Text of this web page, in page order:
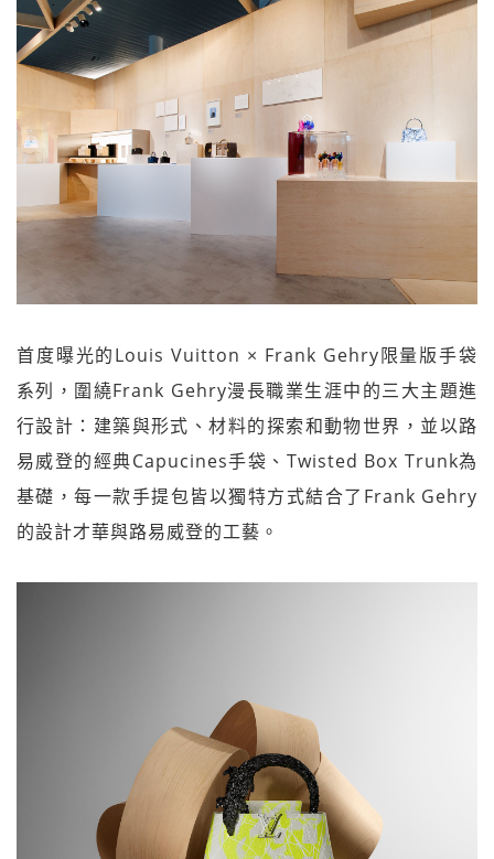
首度曝光的Louis Vuitton × Frank Gehry限量版手袋
系列，圍繞Frank Gehry漫長職業生涯中的三大主題進
行設計：建築與形式、材料的探索和動物世界，並以路
易威登的經典Capucines手袋、Twisted Box Trunk為
基礎，每一款手提包皆以獨特方式結合了Frank Gehry
的設計才華與路易威登的工藝。